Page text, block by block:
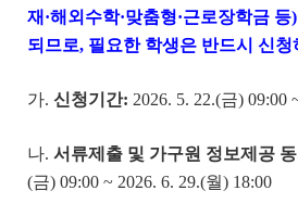
재·해외수학·맞춤형·근로장학금
되므로, 필요한 학생은 반드시 신
가. 신청기간: 2026. 5. 22.(금) 09:00
나. 서류제출 및 가구원 정보제공
(금) 09:00 ~ 2026. 6. 29.(월) 18:00